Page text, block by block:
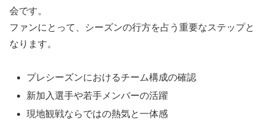
会です。
ファンにとって、シーズンの行方を占う重要なステップと
なります。
プレシーズンにおけるチーム構成の確認
新加入選手や若手メンバーの活躍
現地観戦ならではの熱気と一体感